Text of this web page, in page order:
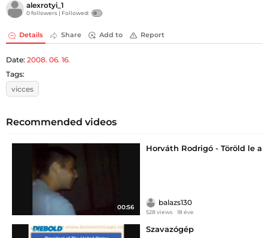
alexrotyi_1
0 followers | Followed:
Details Share Add to Report
Date: 2008. 06. 16.
Tags:
vicces
Recommended videos
00:56
Horváth Rodrigó - Töröld le a
balazs130
528 views 18 éve
Szavazógép